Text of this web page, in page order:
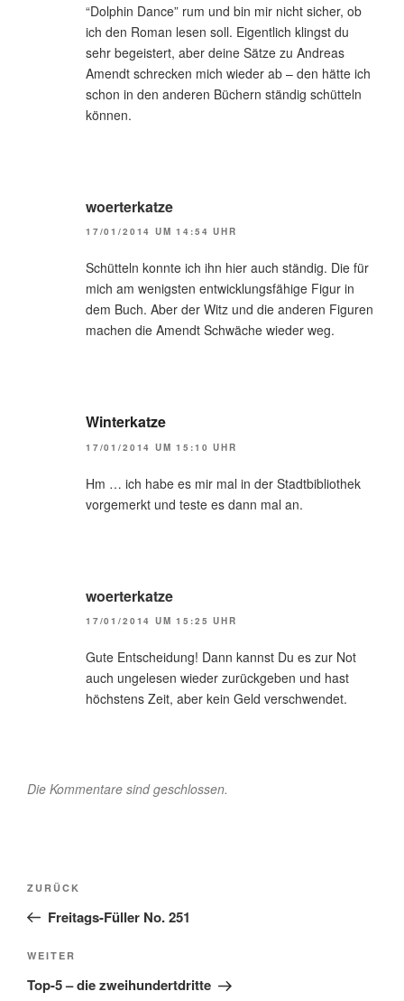
“Dolphin Dance” rum und bin mir nicht sicher, ob
ich den Roman lesen soll. Eigentlich klingst du
sehr begeistert, aber deine Sätze zu Andreas
Amendt schrecken mich wieder ab – den hätte ich
schon in den anderen Büchern ständig schütteln
können.
woerterkatze
17/01/2014 UM 14:54 UHR
Schütteln konnte ich ihn hier auch ständig. Die für
mich am wenigsten entwicklungsfähige Figur in
dem Buch. Aber der Witz und die anderen Figuren
machen die Amendt Schwäche wieder weg.
Winterkatze
17/01/2014 UM 15:10 UHR
Hm … ich habe es mir mal in der Stadtbibliothek
vorgemerkt und teste es dann mal an.
woerterkatze
17/01/2014 UM 15:25 UHR
Gute Entscheidung! Dann kannst Du es zur Not
auch ungelesen wieder zurückgeben und hast
höchstens Zeit, aber kein Geld verschwendet.
Die Kommentare sind geschlossen.
Beitragsnavigation
Vorheriger
Beitrag
ZURÜCK
Freitags-Füller No. 251
Nächster
Beitrag
WEITER
Top-5 – die zweihundertdritte